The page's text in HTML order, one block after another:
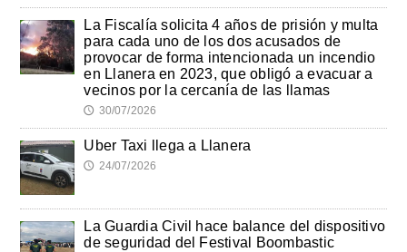
La Fiscalía solicita 4 años de prisión y multa
para cada uno de los dos acusados de
provocar de forma intencionada un incendio
en Llanera en 2023, que obligó a evacuar a
vecinos por la cercanía de las llamas
🕔 30/07/2026
Uber Taxi llega a Llanera
🕔 24/07/2026
La Guardia Civil hace balance del dispositivo
de seguridad del Festival Boombastic